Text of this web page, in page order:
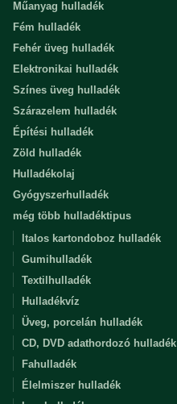
Műanyag hulladék
Fém hulladék
Fehér üveg hulladék
Elektronikai hulladék
Színes üveg hulladék
Szárazelem hulladék
Építési hulladék
Zöld hulladék
Hulladékolaj
Gyógyszerhulladék
még több hulladéktipus
Italos kartondoboz hulladék
Gumihulladék
Textilhulladék
Hulladékvíz
Üveg, porcelán hulladék
CD, DVD adathordozó hulladék
Fahulladék
Élelmiszer hulladék